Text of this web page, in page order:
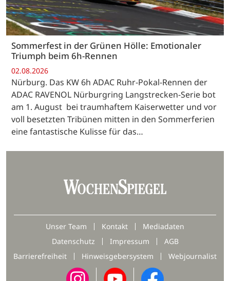
Sommerfest in der Grünen Hölle: Emotionaler
Triumph beim 6h-Rennen
02.08.2026
Nürburg. Das KW 6h ADAC Ruhr-Pokal-Rennen der
ADAC RAVENOL Nürburgring Langstrecken-Serie bot
am 1. August bei traumhaftem Kaiserwetter und vor
voll besetzten Tribünen mitten in den Sommerferien
eine fantastische Kulisse für das…
Unser Team Kontakt
Mediadaten
Datenschutz
Impressum
AGB
Barrierefreiheit
Hinweisgebersystem Webjournalist